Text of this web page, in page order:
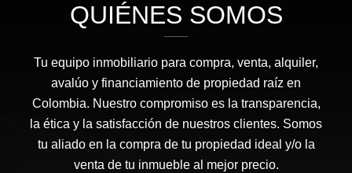
QUIÉNES SOMOS
Tu equipo inmobiliario para compra, venta, alquiler,
avalúo y financiamiento de propiedad raíz en
Colombia. Nuestro compromiso es la transparencia,
la ética y la satisfacción de nuestros clientes. Somos
tu aliado en la compra de tu propiedad ideal y/o la
venta de tu inmueble al mejor precio.